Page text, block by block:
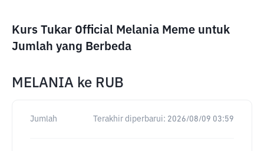
Kurs Tukar Official Melania Meme untuk
Jumlah yang Berbeda
MELANIA ke RUB
Jumlah Terakhir diperbarui: 2026/08/09 03:59